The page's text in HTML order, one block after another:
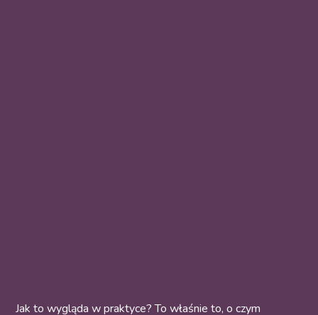
Jak to wygląda w praktyce? To właśnie to, o czym